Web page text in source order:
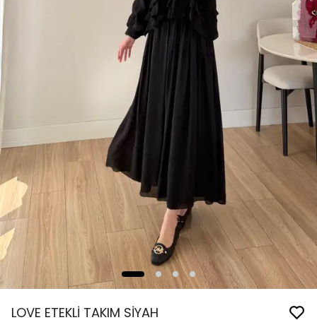
LOVE ETEKLİ TAKIM SİYAH